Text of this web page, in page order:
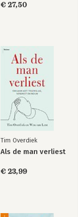
€ 27,50
Tim Overdiek
Als de man verliest
€ 23,99